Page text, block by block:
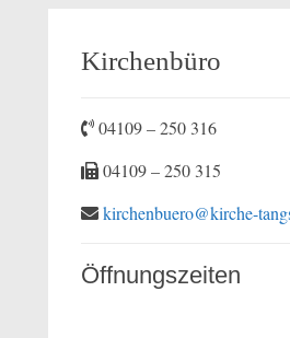
Kirchenbüro
04109 – 250 316
04109 – 250 315
kirchenbuero@kirche-
Öffnungszeiten